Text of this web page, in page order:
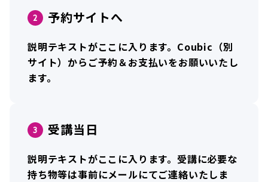
予約サイトへ
説明テキストがここに入ります。Coubic（別
サイト）からご予約＆お支払いをお願いいたし
ます。
受講当日
説明テキストがここに入ります。受講に必要な
持ち物等は事前にメールにてご連絡いたしま